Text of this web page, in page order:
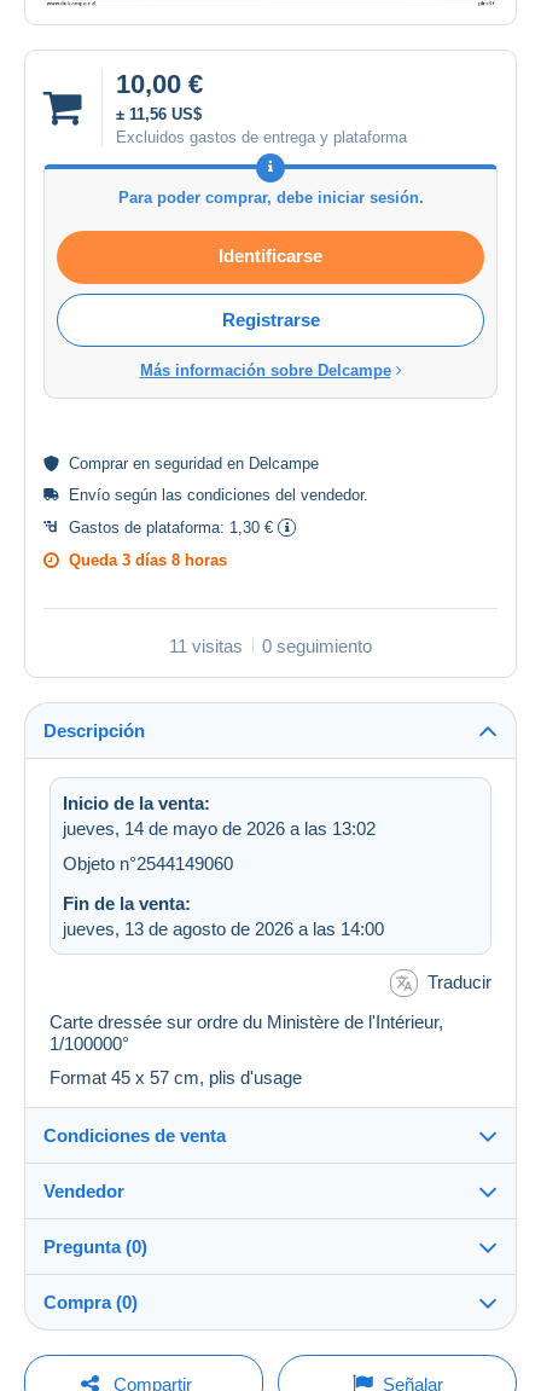
10,00 €
± 11,56 US$
Excluidos gastos de entrega y plataforma
Para poder comprar, debe iniciar sesión.
Identificarse
Registrarse
Más información sobre Delcampe
Comprar en seguridad en Delcampe
Envío según las condiciones del vendedor.
Gastos de plataforma: 1,30 €
Queda 3 días 8 horas
11 visitas 0 seguimiento
Descripción
Inicio de la venta:
jueves, 14 de mayo de 2026 a las 13:02
Objeto n°2544149060
Fin de la venta:
jueves, 13 de agosto de 2026 a las 14:00
Traducir
Carte dressée sur ordre du Ministère de l'Intérieur,
1/100000°
Format 45 x 57 cm, plis d'usage
Condiciones de venta
Destino:
Ver la lista de países
Envío:
Envío después del pago
A cargo del comprador
Vendedor
plm37100%(43449x)
PRO
Tienda
Pregunta (0)
Para hacer una pregunta, debe iniciar una
Compra (0)
Última actualización: 5:00:05
Compartir Señalar